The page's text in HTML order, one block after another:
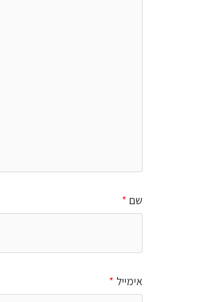
שם *
אימייל *